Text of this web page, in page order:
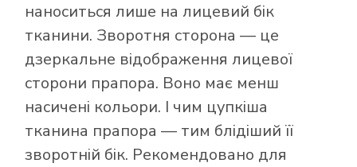
наноситься лише на лицевий бік
тканини. Зворотня сторона — це
дзеркальне відображення лицевої
сторони прапора. Воно має менш
насичені кольори. І чим цупкіша
тканина прапора — тим блідіший її
зворотній бік. Рекомендовано для